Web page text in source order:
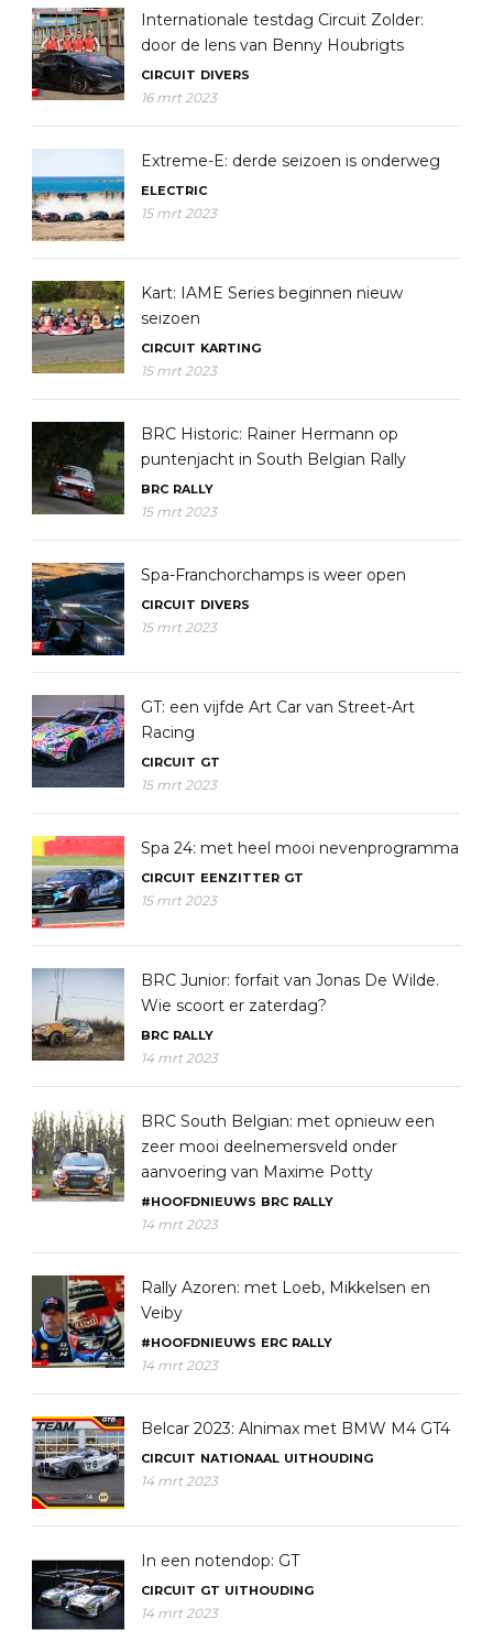
Internationale testdag Circuit Zolder:
door de lens van Benny Houbrigts
CIRCUIT DIVERS
16 mrt 2023
Extreme-E: derde seizoen is onderweg
ELECTRIC
15 mrt 2023
Kart: IAME Series beginnen nieuw
seizoen
CIRCUIT KARTING
15 mrt 2023
BRC Historic: Rainer Hermann op
puntenjacht in South Belgian Rally
BRC RALLY
15 mrt 2023
Spa-Franchorchamps is weer open
CIRCUIT DIVERS
15 mrt 2023
GT: een vijfde Art Car van Street-Art
Racing
CIRCUIT GT
15 mrt 2023
Spa 24: met heel mooi nevenprogramma
CIRCUIT EENZITTER GT
15 mrt 2023
BRC Junior: forfait van Jonas De Wilde.
Wie scoort er zaterdag?
BRC RALLY
14 mrt 2023
BRC South Belgian: met opnieuw een
zeer mooi deelnemersveld onder
aanvoering van Maxime Potty
#HOOFDNIEUWS BRC RALLY
14 mrt 2023
Rally Azoren: met Loeb, Mikkelsen en
Veiby
#HOOFDNIEUWS ERC RALLY
14 mrt 2023
Belcar 2023: Alnimax met BMW M4 GT4
CIRCUIT NATIONAAL UITHOUDING
14 mrt 2023
In een notendop: GT
CIRCUIT GT UITHOUDING
14 mrt 2023